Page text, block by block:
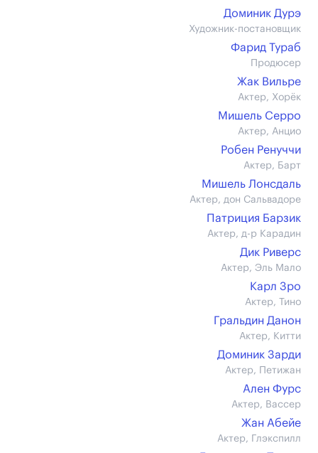
Доминик Дурэ
Художник-постановщик
Фарид Тураб
Продюсер
Жак Вильре
Актер, Хорёк
Мишель Серро
Актер, Анцио
Робен Ренуччи
Актер, Барт
Мишель Лонсдаль
Актер, дон Сальвадоре
Патриция Барзик
Актер, д-р Карадин
Дик Риверс
Актер, Эль Мало
Карл Зро
Актер, Тино
Гральдин Данон
Актер, Китти
Доминик Зарди
Актер, Петижан
Ален Фурс
Актер, Вассер
Жан Абейе
Актер, Глэкспилл